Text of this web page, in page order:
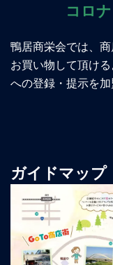
コロ
鴨居商栄会では、
お買い物して頂け
への登録・提示を加
ガイドマップ